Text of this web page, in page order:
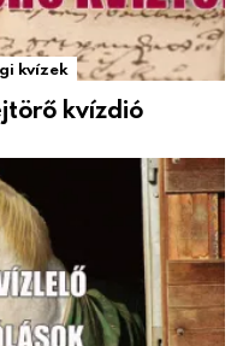
kvízek
kvízdió